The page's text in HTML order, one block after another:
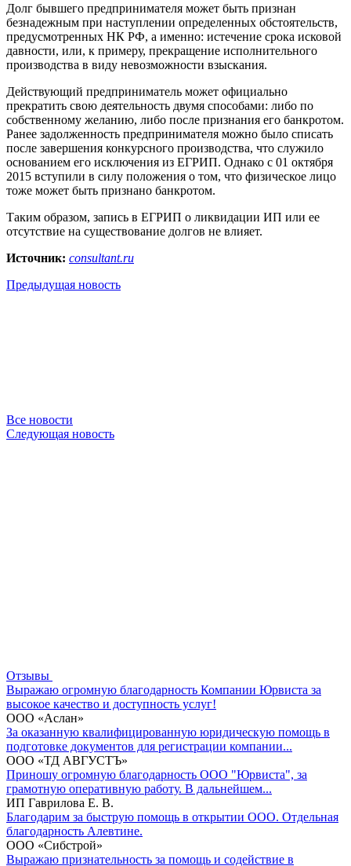
Долг бывшего предпринимателя может быть признан
безнадежным при наступлении определенных обстоятельств,
предусмотренных НК РФ, а именно: истечение срока исковой
давности, или, к примеру, прекращение исполнительного
производства в виду невозможности взыскания.
Действующий предприниматель может официально
прекратить свою деятельность двумя способами: либо по
собственному желанию, либо после признания его банкротом.
Ранее задолженность предпринимателя можно было списать
после завершения конкурсного производства, что служило
основанием его исключения из ЕГРИП. Однако с 01 октября
2015 вступили в силу положения о том, что физическое лицо
тоже может быть признано банкротом.
Таким образом, запись в ЕГРИП о ликвидации ИП или ее
отсутствие на существование долгов не влияет.
Источник: consultant.ru
Предыдущая новость
Все новости
Следующая новость
Отзывы
Выражаю огромную благодарность Компании Юрвиста за
высокое качество и доступность услуг!
ООО «Аслан»
За оказанную квалифицированную юридическую помощь в
подготовке документов для регистрации компании...
ООО «ТД АВГУСТЪ»
Приношу огромную благодарность ООО "Юрвиста", за
грамотную оперативную работу. В дальнейшем...
ИП Гаврилова Е. В.
Благодарим за быструю помощь в открытии ООО. Отдельная
благодарность Алевтине.
ООО «Сибстрой»
Выражаю признательность за помощь и содействие в